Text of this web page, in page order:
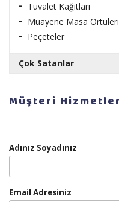
Tuvalet Kağıtları
Muayene Masa Örtüleri
Peçeteler
Çok Satanlar
RULOPAK
Müşteri
Adınız Soyadınız
Email Adresiniz